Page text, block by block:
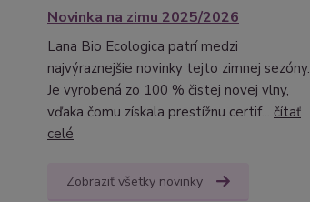
Novinka na zimu 2025/2026
Lana Bio Ecologica patrí medzi
najvýraznejšie novinky tejto zimnej sezóny.
Je vyrobená zo 100 % čistej novej vlny,
vďaka čomu získala prestížnu certif... čítať
celé
Zobraziť všetky novinky